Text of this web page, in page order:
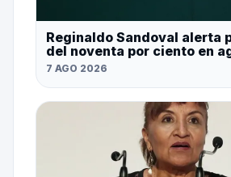
Reginaldo Sandoval alerta
del noventa por ciento en
7 AGO 2026